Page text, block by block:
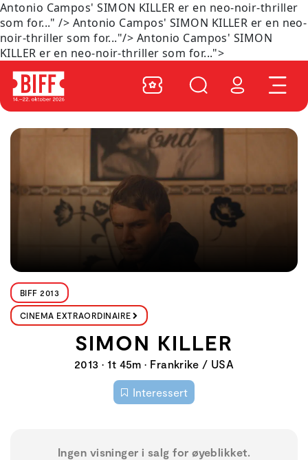
Antonio Campos' SIMON KILLER er en neo-noir-thriller
som for..." /> Antonio Campos' SIMON KILLER er en neo-
noir-thriller som for..."/> Antonio Campos' SIMON
KILLER er en neo-noir-thriller som for...">
BIFF 2013
CINEMA EXTRAORDINAIRE
SIMON KILLER
2013 • 1t 45m • Frankrike / USA
Interessert
Ingen visninger i salg for øyeblikket.